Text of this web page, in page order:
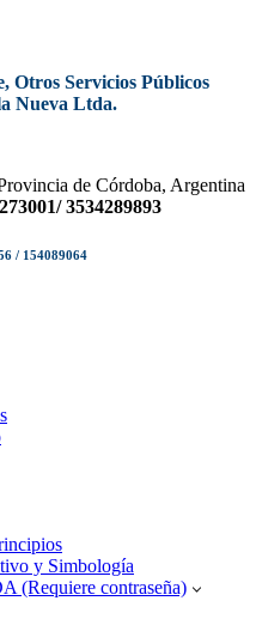
Otros Servicios Públicos
Nueva Ltda.
de Córdoba, Argentina
3534289893
/ 154089064
y Simbología
(Requiere contraseña)